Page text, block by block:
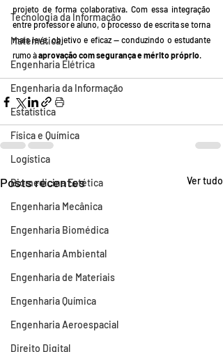
Tecnologia da Informação
Matemática
Engenharia Elétrica
Engenharia da Informação
Estatística
Física e Química
Logística
Biomedicina Estética
Engenharia Mecânica
Engenharia Biomédica
Engenharia Ambiental
Engenharia de Materiais
Engenharia Química
Engenharia Aeroespacial
Direito Digital
projeto de forma colaborativa. Com essa integração
entre professor e aluno, o processo de escrita se torna
mais leve, objetivo e eficaz — conduzindo o estudante
rumo à aprovação com segurança e mérito próprio.
Posts recentes Ver tudo